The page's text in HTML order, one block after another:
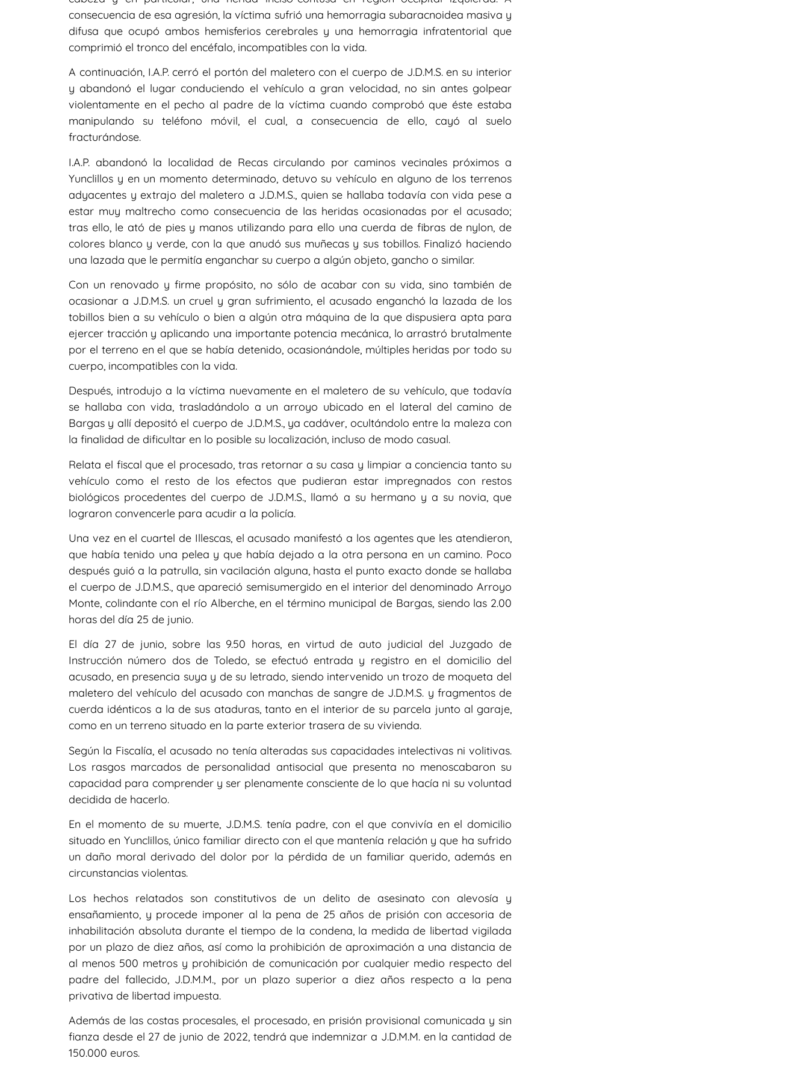
consecuencia de esa agresión, la víctima sufrió una hemorragia subaracnoidea masiva y
difusa que ocupó ambos hemisferios cerebrales y una hemorragia infratentorial que
comprimió el tronco del encéfalo, incompatibles con la vida.
A continuación, I.A.P. cerró el portón del maletero con el cuerpo de J.D.M.S. en su interior
y abandonó el lugar conduciendo el vehículo a gran velocidad, no sin antes golpear
violentamente en el pecho al padre de la víctima cuando comprobó que éste estaba
manipulando su teléfono móvil, el cual, a consecuencia de ello, cayó al suelo
fracturándose.
I.A.P. abandonó la localidad de Recas circulando por caminos vecinales próximos a
Yunclillos y en un momento determinado, detuvo su vehículo en alguno de los terrenos
adyacentes y extrajo del maletero a J.D.M.S., quien se hallaba todavía con vida pese a
estar muy maltrecho como consecuencia de las heridas ocasionadas por el acusado;
tras ello, le ató de pies y manos utilizando para ello una cuerda de fibras de nylon, de
colores blanco y verde, con la que anudó sus muñecas y sus tobillos. Finalizó haciendo
una lazada que le permitía enganchar su cuerpo a algún objeto, gancho o similar.
Con un renovado y firme propósito, no sólo de acabar con su vida, sino también de
ocasionar a J.D.M.S. un cruel y gran sufrimiento, el acusado enganchó la lazada de los
tobillos bien a su vehículo o bien a algún otra máquina de la que dispusiera apta para
ejercer tracción y aplicando una importante potencia mecánica, lo arrastró brutalmente
por el terreno en el que se había detenido, ocasionándole, múltiples heridas por todo su
cuerpo, incompatibles con la vida.
Después, introdujo a la víctima nuevamente en el maletero de su vehículo, que todavía
se hallaba con vida, trasladándolo a un arroyo ubicado en el lateral del camino de
Bargas y allí depositó el cuerpo de J.D.M.S., ya cadáver, ocultándolo entre la maleza con
la finalidad de dificultar en lo posible su localización, incluso de modo casual.
Relata el fiscal que el procesado, tras retornar a su casa y limpiar a conciencia tanto su
vehículo como el resto de los efectos que pudieran estar impregnados con restos
biológicos procedentes del cuerpo de J.D.M.S., llamó a su hermano y a su novia, que
lograron convencerle para acudir a la policía.
Una vez en el cuartel de Illescas, el acusado manifestó a los agentes que les atendieron,
que había tenido una pelea y que había dejado a la otra persona en un camino. Poco
después guió a la patrulla, sin vacilación alguna, hasta el punto exacto donde se hallaba
el cuerpo de J.D.M.S., que apareció semisumergido en el interior del denominado Arroyo
Monte, colindante con el río Alberche, en el término municipal de Bargas, siendo las 2.00
horas del día 25 de junio.
El día 27 de junio, sobre las 9.50 horas, en virtud de auto judicial del Juzgado de
Instrucción número dos de Toledo, se efectuó entrada y registro en el domicilio del
acusado, en presencia suya y de su letrado, siendo intervenido un trozo de moqueta del
maletero del vehículo del acusado con manchas de sangre de J.D.M.S. y fragmentos de
cuerda idénticos a la de sus ataduras, tanto en el interior de su parcela junto al garaje,
como en un terreno situado en la parte exterior trasera de su vivienda.
Según la Fiscalía, el acusado no tenía alteradas sus capacidades intelectivas ni volitivas.
Los rasgos marcados de personalidad antisocial que presenta no menoscabaron su
capacidad para comprender y ser plenamente consciente de lo que hacía ni su voluntad
decidida de hacerlo.
En el momento de su muerte, J.D.M.S. tenía padre, con el que convivía en el domicilio
situado en Yunclillos, único familiar directo con el que mantenía relación y que ha sufrido
un daño moral derivado del dolor por la pérdida de un familiar querido, además en
circunstancias violentas.
Los hechos relatados son constitutivos de un delito de asesinato con alevosía y
ensañamiento, y procede imponer al la pena de 25 años de prisión con accesoria de
inhabilitación absoluta durante el tiempo de la condena, la medida de libertad vigilada
por un plazo de diez años, así como la prohibición de aproximación a una distancia de
al menos 500 metros y prohibición de comunicación por cualquier medio respecto del
padre del fallecido, J.D.M.M., por un plazo superior a diez años respecto a la pena
privativa de libertad impuesta.
Además de las costas procesales, el procesado, en prisión provisional comunicada y sin
fianza desde el 27 de junio de 2022, tendrá que indemnizar a J.D.M.M. en la cantidad de
150.000 euros.